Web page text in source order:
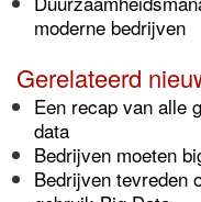
moderne bedrijven
Gerelateerd
Een recap van alle
data
Bedrijven moeten
Bedrijven tevreden